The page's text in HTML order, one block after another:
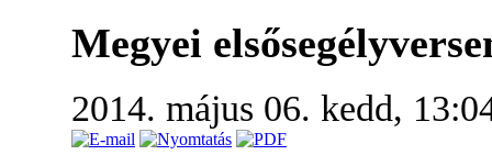
Megyei
2014. május 06. kedd,